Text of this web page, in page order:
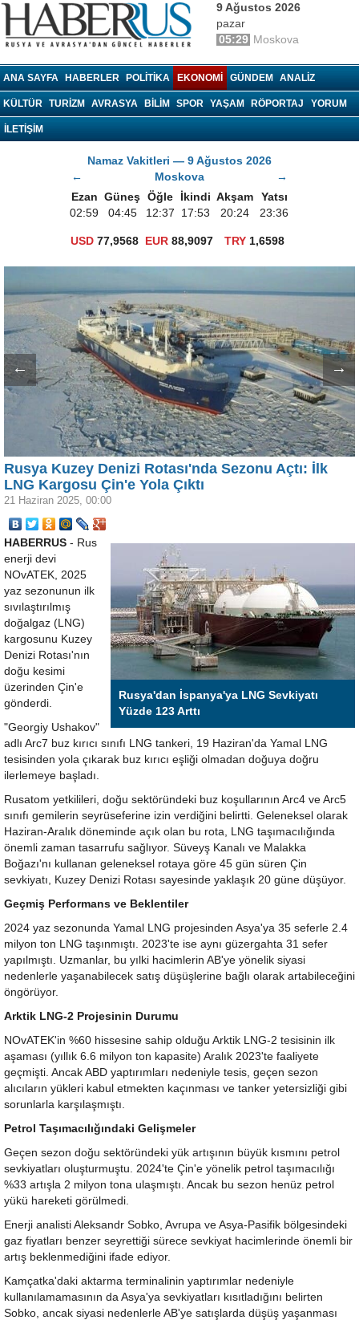
9 Ağustos 2026
pazar
05:29 Moskova
ANA SAYFA HABERLER POLITIKA EKONOMI GÜNDEM ANALIZ
KÜLTÜR TURIZM AVRASYA BILIM SPOR YAŞAM RÖPORTAJ YORUM
İLETİŞİM
Namaz Vakitleri — 9 Ağustos 2026
←
Moskova
→
Ezan Güneş Öğle İkindi Akşam
Yatsı
02:59
04:45 12:37 17:53 20:24 23:36
USD 77,9568 EUR 88,9097 TRY1,6598
← →
Rusya Kuzey Denizi Rotası'nda Sezonu Açtı: İlk
LNG Kargosu Çin'e Yola Çıktı
21 Haziran 2025, 00:00
Rusya'dan İspanya'ya LNG Sevkiyatı
Yüzde 123 Arttı
HABERRUS - Rus
enerji devi
NOvATEK, 2025
yaz sezonunun ilk
sıvılaştırılmış
doğalgaz (LNG)
kargosunu Kuzey
Denizi Rotası'nın
doğu kesimi
üzerinden Çin'e
gönderdi.
"Georgiy Ushakov"
adlı Arc7 buz kırıcı sınıfı LNG tankeri, 19 Haziran'da Yamal LNG
tesisinden yola çıkarak buz kırıcı eşliği olmadan doğuya doğru
ilerlemeye başladı.
Rusatom yetkilileri, doğu sektöründeki buz koşullarının Arc4 ve Arc5
sınıfı gemilerin seyrüseferine izin verdiğini belirtti. Geleneksel olarak
Haziran-Aralık döneminde açık olan bu rota, LNG taşımacılığında
önemli zaman tasarrufu sağlıyor. Süveyş Kanalı ve Malakka
Boğazı'nı kullanan geleneksel rotaya göre 45 gün süren Çin
sevkiyatı, Kuzey Denizi Rotası sayesinde yaklaşık 20 güne düşüyor.
Geçmiş Performans ve Beklentiler
2024 yaz sezonunda Yamal LNG projesinden Asya'ya 35 seferle 2.4
milyon ton LNG taşınmıştı. 2023'te ise aynı güzergahta 31 sefer
yapılmıştı. Uzmanlar, bu yılki hacimlerin AB'ye yönelik siyasi
nedenlerle yaşanabilecek satış düşüşlerine bağlı olarak artabileceğini
öngörüyor.
Arktik LNG-2 Projesinin Durumu
NOvATEK'in %60 hissesine sahip olduğu Arktik LNG-2 tesisinin ilk
aşaması (yıllık 6.6 milyon ton kapasite) Aralık 2023'te faaliyete
geçmişti. Ancak ABD yaptırımları nedeniyle tesis, geçen sezon
alıcıların yükleri kabul etmekten kaçınması ve tanker yetersizliği gibi
sorunlarla karşılaşmıştı.
Petrol Taşımacılığındaki Gelişmeler
Geçen sezon doğu sektöründeki yük artışının büyük kısmını petrol
sevkiyatları oluşturmuştu. 2024'te Çin'e yönelik petrol taşımacılığı
%33 artışla 2 milyon tona ulaşmıştı. Ancak bu sezon henüz petrol
yükü hareketi görülmedi.
Enerji analisti Aleksandr Sobko, Avrupa ve Asya-Pasifik bölgesindeki
gaz fiyatları benzer seyrettiği sürece sevkiyat hacimlerinde önemli bir
artış beklenmediğini ifade ediyor.
Kamçatka'daki aktarma terminalinin yaptırımlar nedeniyle
kullanılamamasının da Asya'ya sevkiyatları kısıtladığını belirten
Sobko, ancak siyasi nedenlerle AB'ye satışlarda düşüş yaşanması